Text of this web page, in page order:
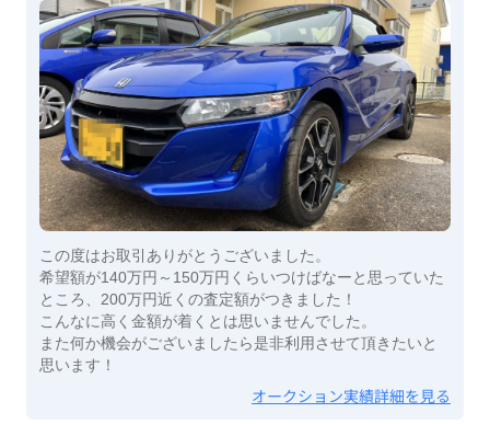
この度はお取引ありがとうございました。
希望額が140万円～150万円くらいつけばなーと思っていた
ところ、200万円近くの査定額がつきました！
こんなに高く金額が着くとは思いませんでした。
また何か機会がございましたら是非利用させて頂きたいと
思います！
オークション実績詳細を見る